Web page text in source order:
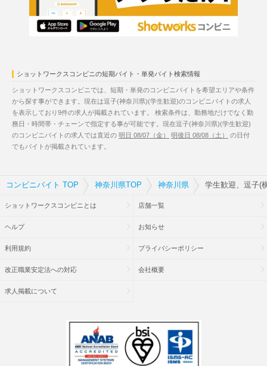
ショットワークスコンビニの短期バイト・単発バイト検索情報
ショットワークスコンビニでは、短期・単発のコンビニバイトを希望エリアや条件
から探す事ができます。現在は逗子(神奈川県)(学生歓迎)のコンビニバイトの求人
を表示しており9件の求人が掲載されています。 検索条件は、勤務地だけでなく勤
務日・時間帯・チェーンで指定する事が可能です。現在逗子(神奈川県)(学生歓迎)
のコンビニバイトの求人では直近の 明日 08/07（金） 明後日 08/08（土）
の日付
でもバイトが掲載されています。
コンビニバイト TOP 神奈川県TOP 神奈川県 学生歓迎、逗子(
ショットワークスコンビニとは 店舗一覧
ヘルプ お知らせ
利用規約 プライバシーポリシー
改正職業安定法への対応 会社概要
求人掲載について